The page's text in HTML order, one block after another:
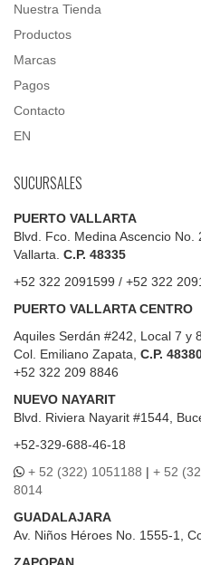
Nuestra Tienda
Productos
Marcas
Pagos
Contacto
EN
SUCURSALES
PUERTO VALLARTA
Blvd. Fco. Medina Ascencio
Vallarta. C.P. 48335
+52 322 2091599 / +52 322
PUERTO VALLARTA CENTRO
Aquiles Serdán #242, Local 7 y
Col. Emiliano Zapata, C.P.
+52 322 209 8846
NUEVO NAYARIT
Blvd.
Riviera Nayarit #1544,
+52-329-688-46-18
+ 52 (322) 1051188 | + 52
8014
GUADALAJARA
Av. Niños Héroes No. 1555-1,
ZAPOPAN